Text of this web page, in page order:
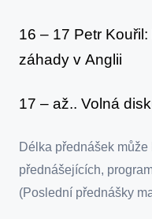
16 – 17 Petr
záhady v Anglii
17 – až.. Volná
Délka přednášek
přednášejících,
(Poslední přednášky